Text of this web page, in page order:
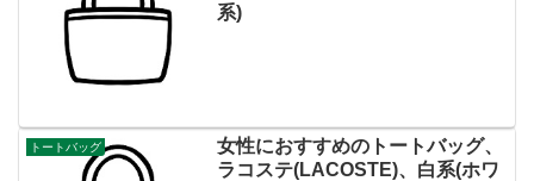
系)
トートバッグ
女性におすすめのトートバッグ、
ラコステ(LACOSTE)、白系(ホワ